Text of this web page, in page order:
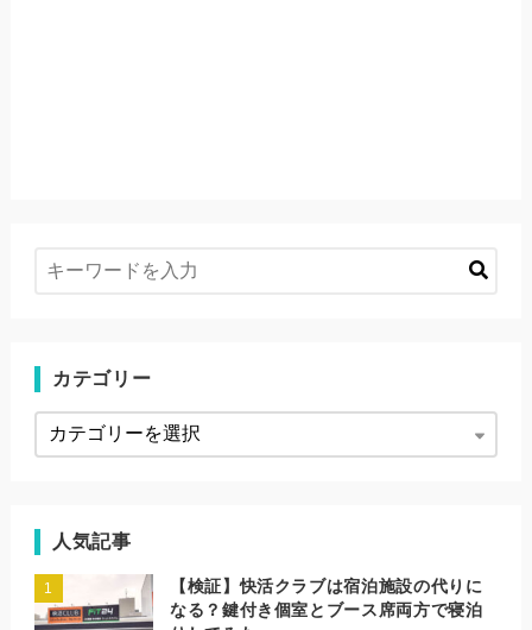
カテゴリー
人気記事
【検証】快活クラブは宿泊施設の代りに
なる？鍵付き個室とブース席両方で寝泊